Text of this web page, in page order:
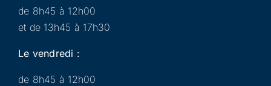
de 8h45 à 12h00
et de 13h45 à 17h30
Le vendredi :
de 8h45 à 12h00